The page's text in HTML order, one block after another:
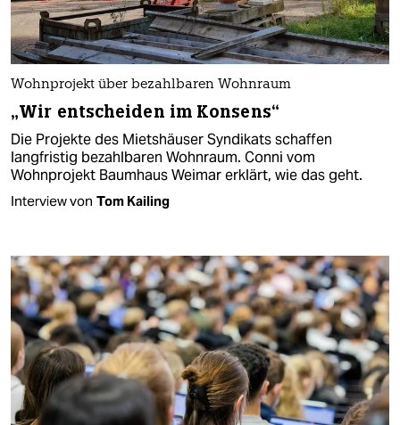
Wohnprojekt über bezahlbaren Wohnraum
„Wir entscheiden im Konsens“
Die Projekte des Mietshäuser Syndikats schaffen
langfristig bezahlbaren Wohnraum. Conni vom
Wohnprojekt Baumhaus Weimar erklärt, wie das geht.
Interview von Tom Kailing